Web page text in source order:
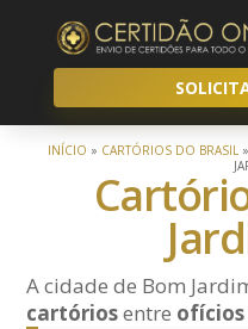
INÍCIO » CARTÓRIOS DO BRASIL»
A cidade de Bom
cartóriosentre